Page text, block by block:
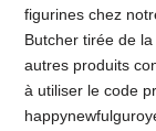
figurines chez
Butcher tirée de
autres produits
à utiliser le code